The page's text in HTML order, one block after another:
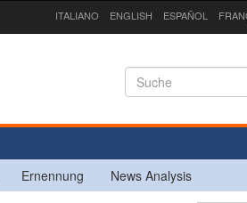
ITALIANO ENGLISH ESPAÑOL
Ernennung News Analysis